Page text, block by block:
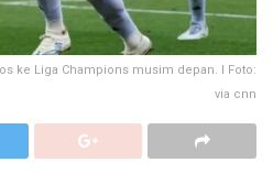
ke Liga Champions musim depan. I Foto:
via cnn